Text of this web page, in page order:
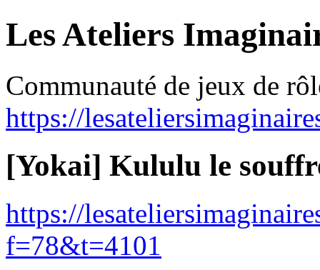
Les Ateliers
Communauté de jeux de
https://
[Yokai] Kululu le
https://
f=78&t=4101